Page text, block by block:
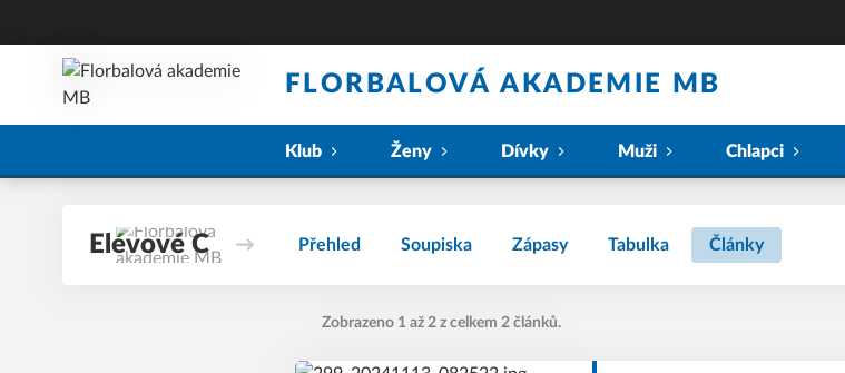
FLORBALOVÁ AKADEMIE MB
Klub Ženy Dívky Muži Chlapci
Elévové C Přehled Soupiska Zápasy Tabulka Články
Zobrazeno 1 až 2 z celkem 2 článků.